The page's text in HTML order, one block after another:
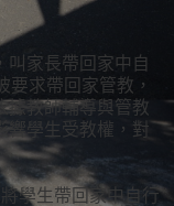
叫家長帶回家中自
求帶回家管教，
據教師輔導與管教
響學生受教權，對
學生帶回家中自行